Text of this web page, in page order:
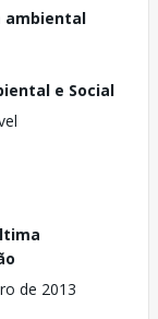
ambiental
e Social
de 2013